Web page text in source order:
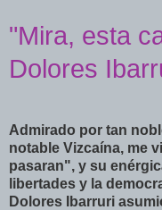
"Mira, esta
Dolores
Admirado por tan
notable Vizcaína, me
pasaran", y su
libertades y la
Dolores Ibarruri